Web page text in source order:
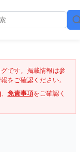
です。掲載情報は参
をご確認ください。
、 免責事項をご確認く